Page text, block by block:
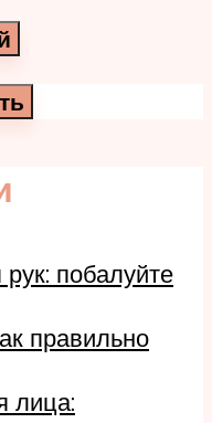
побалуйте
правильно
лица: